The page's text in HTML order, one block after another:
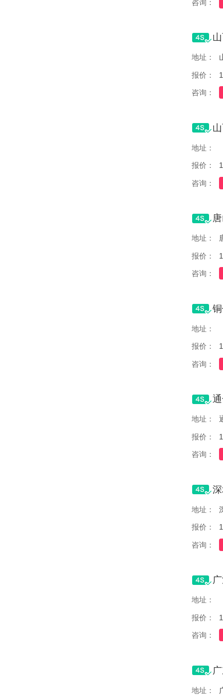
咨询：
地址：
报价：
咨询：
地址：
报价：
咨询：
地址：
报价：
咨询：
地址：
报价：
咨询：
地址：
报价：
咨询：
地址：
报价：
咨询：
地址：
报价：
咨询：
地址：